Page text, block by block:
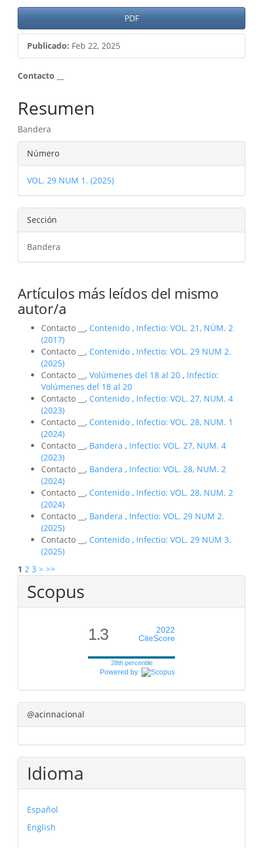
PDF
Publicado: Feb 22, 2025
Contenido
principal
del
artículo
Contacto __
Resumen
Bandera
Detalles
del
artículo
Número
VOL. 29 NUM 1. (2025)
Sección
Bandera
Artículos más leídos del mismo
autor/a
Contacto __, Contenido , Infectio: VOL. 21, NÚM. 2
(2017)
Contacto __, Contenido , Infectio: VOL. 29 NUM 2.
(2025)
Contacto __, Volúmenes del 18 al 20 , Infectio:
Volúmenes del 18 al 20
Contacto __, Contenido , Infectio: VOL. 27, NUM. 4
(2023)
Contacto __, Contenido , Infectio: VOL. 28, NUM. 1
(2024)
Contacto __, Bandera , Infectio: VOL. 27, NUM. 4
(2023)
Contacto __, Bandera , Infectio: VOL. 28, NUM. 2
(2024)
Contacto __, Contenido , Infectio: VOL. 28, NUM. 2
(2024)
Contacto __, Bandera , Infectio: VOL. 29 NUM 2.
(2025)
Contacto __, Contenido , Infectio: VOL. 29 NUM 3.
(2025)
1 2 3 > >>
Scopus
1.3
2022
CiteScore
28th percentile
Powered by
@acinnacional
Idioma
Español
English